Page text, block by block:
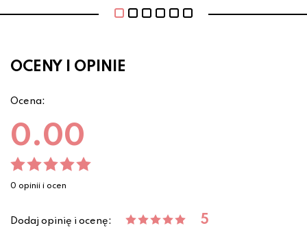
OCENY I OPINIE
Ocena:
0.00
0 opinii i ocen
Dodaj opinię i ocenę: 5